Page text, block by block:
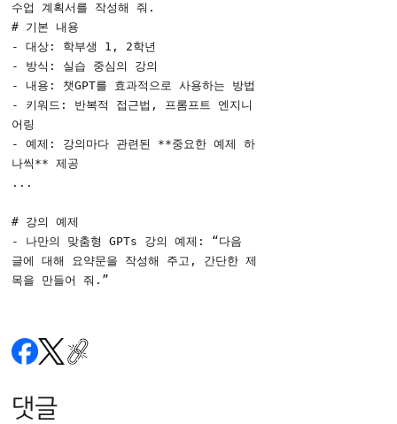
수업 계획서를 작성해 줘.
# 기본 내용
- 대상: 학부생 1, 2학년
- 방식: 실습 중심의 강의
- 내용: 챗GPT를 효과적으로 사용하는 방법
- 키워드: 반복적 접근법, 프롬프트 엔지니
어링
- 예제: 강의마다 관련된 **중요한 예제 하
나씩** 제공
...
# 강의 예제
- 나만의 맞춤형 GPTs 강의 예제: “다음
글에 대해 요약문을 작성해 주고, 간단한 제
목을 만들어 줘.”
댓글